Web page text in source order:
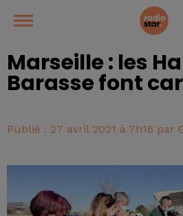
Marseille : les
Barasse font
Publié : 27 avril 2021 à 7h16 par